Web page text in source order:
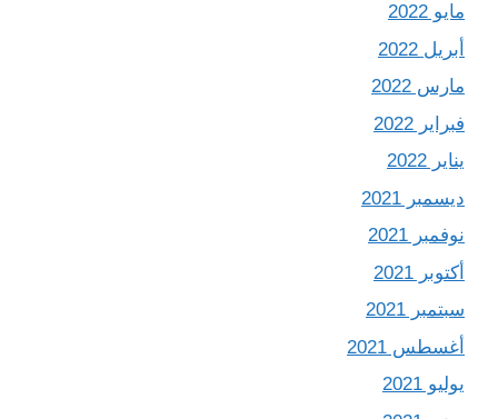
مايو 2022
أبريل 2022
مارس 2022
فبراير 2022
يناير 2022
ديسمبر 2021
نوفمبر 2021
أكتوبر 2021
سبتمبر 2021
أغسطس 2021
يوليو 2021